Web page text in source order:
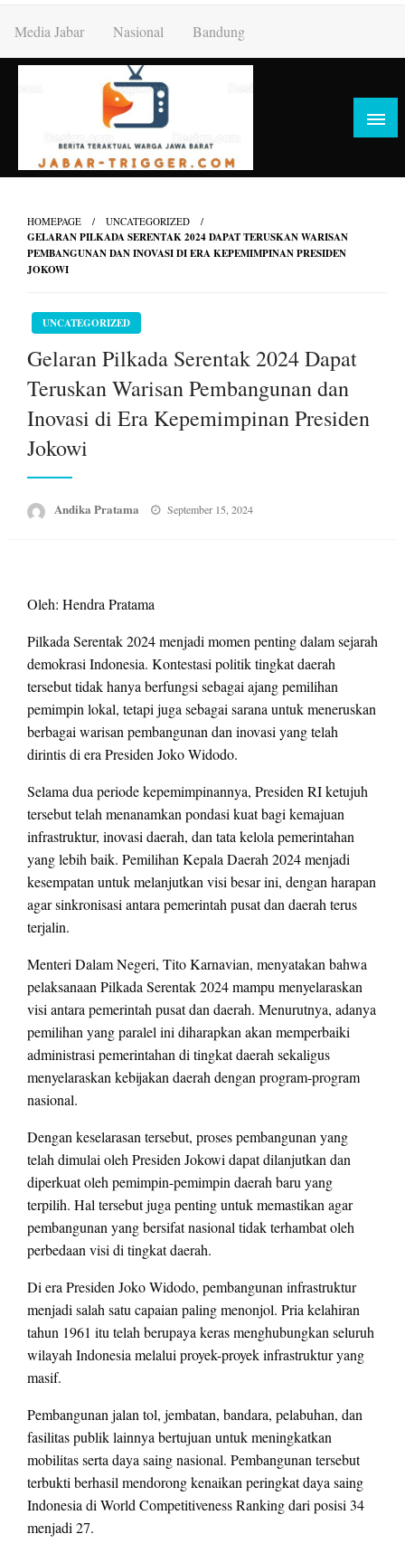
content
Media Jabar Nasional Bandung
HOMEPAGE UNCATEGORIZED
GELARAN PILKADA SERENTAK 2024 DAPAT TERUSKAN WARISAN
PEMBANGUNAN DAN INOVASI DI ERA KEPEMIMPINAN PRESIDEN
JOKOWI
UNCATEGORIZED
Gelaran Pilkada Serentak 2024 Dapat
Teruskan Warisan Pembangunan dan
Inovasi di Era Kepemimpinan Presiden
Jokowi
Andika Pratama
Posted
September 15, 2024
Oleh: Hendra Pratama
Pilkada Serentak 2024 menjadi momen penting dalam sejarah
demokrasi Indonesia. Kontestasi politik tingkat daerah
tersebut tidak hanya berfungsi sebagai ajang pemilihan
pemimpin lokal, tetapi juga sebagai sarana untuk meneruskan
berbagai warisan pembangunan dan inovasi yang telah
dirintis di era Presiden Joko Widodo.
Selama dua periode kepemimpinannya, Presiden RI ketujuh
tersebut telah menanamkan pondasi kuat bagi kemajuan
infrastruktur, inovasi daerah, dan tata kelola pemerintahan
yang lebih baik. Pemilihan Kepala Daerah 2024 menjadi
kesempatan untuk melanjutkan visi besar ini, dengan harapan
agar sinkronisasi antara pemerintah pusat dan daerah terus
terjalin.
Menteri Dalam Negeri, Tito Karnavian, menyatakan bahwa
pelaksanaan Pilkada Serentak 2024 mampu menyelaraskan
visi antara pemerintah pusat dan daerah. Menurutnya, adanya
pemilihan yang paralel ini diharapkan akan memperbaiki
administrasi pemerintahan di tingkat daerah sekaligus
menyelaraskan kebijakan daerah dengan program-program
nasional.
Dengan keselarasan tersebut, proses pembangunan yang
telah dimulai oleh Presiden Jokowi dapat dilanjutkan dan
diperkuat oleh pemimpin-pemimpin daerah baru yang
terpilih. Hal tersebut juga penting untuk memastikan agar
pembangunan yang bersifat nasional tidak terhambat oleh
perbedaan visi di tingkat daerah.
Di era Presiden Joko Widodo, pembangunan infrastruktur
menjadi salah satu capaian paling menonjol. Pria kelahiran
tahun 1961 itu telah berupaya keras menghubungkan seluruh
wilayah Indonesia melalui proyek-proyek infrastruktur yang
masif.
Pembangunan jalan tol, jembatan, bandara, pelabuhan, dan
fasilitas publik lainnya bertujuan untuk meningkatkan
mobilitas serta daya saing nasional. Pembangunan tersebut
terbukti berhasil mendorong kenaikan peringkat daya saing
Indonesia di World Competitiveness Ranking dari posisi 34
menjadi 27.